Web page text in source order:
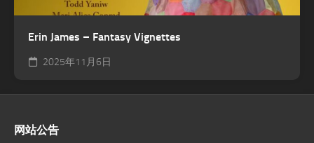
Erin James – Fantasy Vignettes
2025年11月6日
网站公告